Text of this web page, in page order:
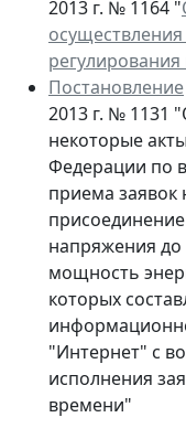
2013 г. № 1164 "
регулирования
Постановление
2013 г. № 1131
некоторые
Федерации по
приема заявок
присоединение
напряжения до
мощность
которых
"Интернет" с
исполнения
времени"